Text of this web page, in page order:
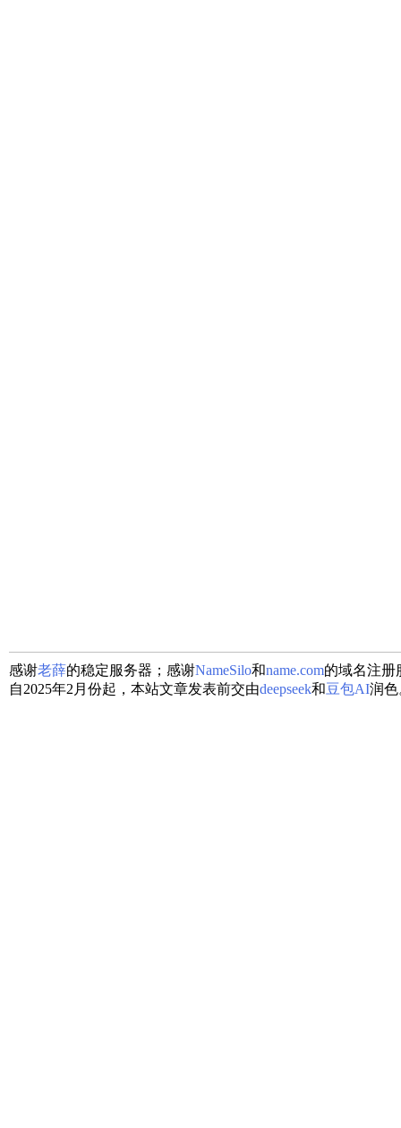
感谢老薛的稳定服务器；感谢NameSilo和name.com的域名注册
自2025年2月份起，本站文章发表前交由deepseek和豆包AI润